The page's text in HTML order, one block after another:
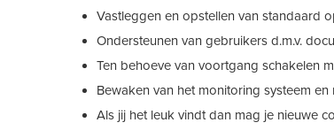
Vastleggen en opstellen van standaard
Ondersteunen van gebruikers d.m.v.
Ten behoeve van voortgang schakelen
Bewaken van het monitoring systeem
Als jij het leuk vindt dan mag je nieuwe